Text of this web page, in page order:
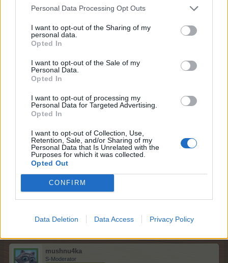
Personal Data Processing Opt Outs
I want to opt-out of the Sharing of my
personal data.
Opted In
I want to opt-out of the Sale of my
Personal Data.
Opted In
I want to opt-out of processing my
Personal Data for Targeted Advertising.
Opted In
I want to opt-out of Collection, Use,
Retention, Sale, and/or Sharing of my
Personal Data that Is Unrelated with the
Purposes for which it was collected.
Opted Out
CONFIRM
Data Deletion Data Access Privacy Policy
Край: 30.07.2024 г. в 23:00 ч.
Повече информация
Екипът на Фармерама​
mushnu4ka
S-Moderator